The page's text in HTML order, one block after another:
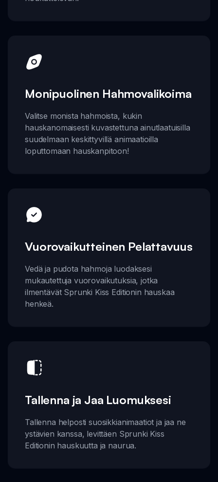
Monipuolinen Hahmovalikoima
Valitse monista hahmoista, kukin
hauskanomaisesti kuvastettuna ainutlaatuisilla
suudelmaan keskittyvillä animaatioilla
loputtomaan hauskanpitoon!
Vuorovaikutteinen Pelattavuus
Vedä ja pudota hahmoja luodaksesi
mukautettuja vuorovaikutuksia, jotka
ilmentävät Sprunki Kiss Editionin hauskaa
henkeä.
Tallenna ja Jaa Luomuksesi
Tallenna helposti suosikkianimaatiot ja jaa ne
ystävien kanssa, levittäen Sprunki Kiss
Editionin hauskuutta ja naurua.